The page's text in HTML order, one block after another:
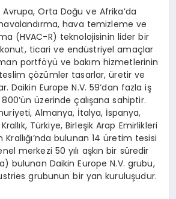
Avrupa, Orta Doğu ve Afrika’da
hava temizleme ve
(HVAC-R) teknolojisinin lider bir
ticari ve endüstriyel amaçlar
portföyü ve bakım hizmetlerinin
çözümler tasarlar, üretir ve
Daikin Europe N.V. 59‘dan fazla iş
800’ün üzerinde çalışana sahiptir.
Almanya, İtalya, İspanya,
Türkiye, Birleşik Arap Emirlikleri
bulunan 14 üretim tesisi
merkezi 50 yılı aşkın bir süredir
bulunan Daikin Europe N.V. grubu,
grubunun bir yan kuruluşudur.